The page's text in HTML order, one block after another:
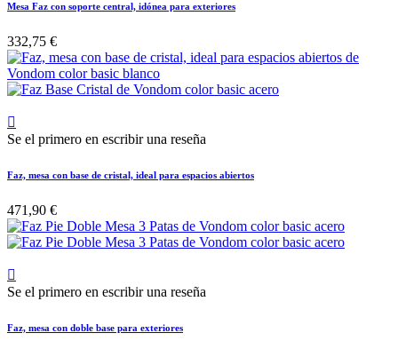
Mesa Faz con soporte central, idónea para exteriores
332,75 €

Se el primero en escribir una reseña
Faz, mesa con base de cristal, ideal para espacios abiertos
471,90 €

Se el primero en escribir una reseña
Faz, mesa con doble base para exteriores